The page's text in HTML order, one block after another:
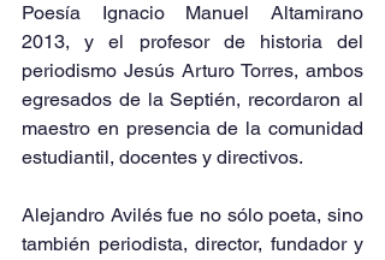
Poesía Ignacio Manuel Altamirano
2013, y el profesor de historia del
periodismo Jesús Arturo Torres, ambos
egresados de la Septién, recordaron al
maestro en presencia de la comunidad
estudiantil, docentes y directivos.
Alejandro Avilés fue no sólo poeta, sino
también periodista, director, fundador y